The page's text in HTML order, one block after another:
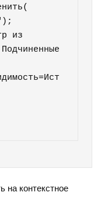
на контекстное